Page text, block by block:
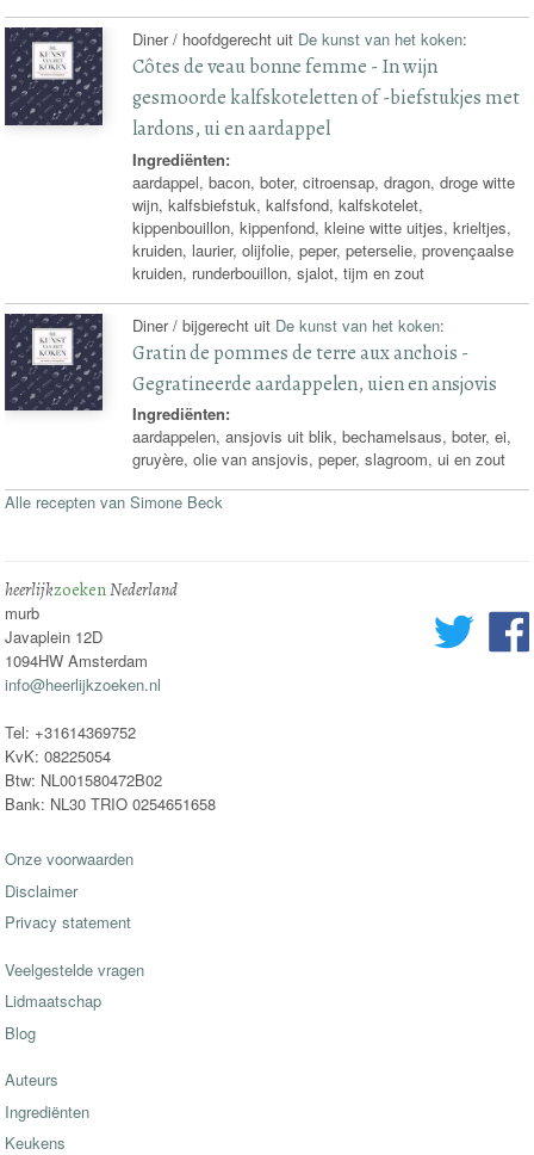
Diner / hoofdgerecht uit De kunst van het koken:
Côtes de veau bonne femme - In wijn
gesmoorde kalfskoteletten of -biefstukjes met
lardons, ui en aardappel
Ingrediënten:
aardappel, bacon, boter, citroensap, dragon, droge witte
wijn, kalfsbiefstuk, kalfsfond, kalfskotelet,
kippenbouillon, kippenfond, kleine witte uitjes, krieltjes,
kruiden, laurier, olijfolie, peper, peterselie, provençaalse
kruiden, runderbouillon, sjalot, tijm en zout
Diner / bijgerecht uit De kunst van het koken:
Gratin de pommes de terre aux anchois -
Gegratineerde aardappelen, uien en ansjovis
Ingrediënten:
aardappelen, ansjovis uit blik, bechamelsaus, boter, ei,
gruyère, olie van ansjovis, peper, slagroom, ui en zout
Alle recepten van Simone Beck
heerlijkzoekenNederland
murb
Javaplein 12D
1094HW Amsterdam
info@heerlijkzoeken.nl
Tel: +31614369752
KvK: 08225054
Btw: NL001580472B02
Bank: NL30 TRIO 0254651658
Onze voorwaarden
Disclaimer
Privacy statement
Veelgestelde vragen
Lidmaatschap
Blog
Auteurs
Ingrediënten
Keukens